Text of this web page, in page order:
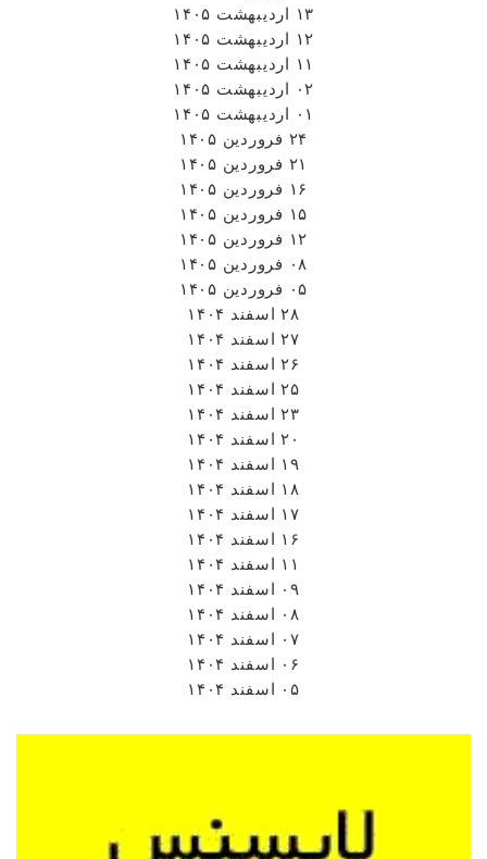
۱۳ اردیبهشت ۱۴۰۵
۱۲ اردیبهشت ۱۴۰۵
۱۱ اردیبهشت ۱۴۰۵
۰۲ اردیبهشت ۱۴۰۵
۰۱ اردیبهشت ۱۴۰۵
۲۴ فروردین ۱۴۰۵
۲۱ فروردین ۱۴۰۵
۱۶ فروردین ۱۴۰۵
۱۵ فروردین ۱۴۰۵
۱۲ فروردین ۱۴۰۵
۰۸ فروردین ۱۴۰۵
۰۵ فروردین ۱۴۰۵
۲۸ اسفند ۱۴۰۴
۲۷ اسفند ۱۴۰۴
۲۶ اسفند ۱۴۰۴
۲۵ اسفند ۱۴۰۴
۲۳ اسفند ۱۴۰۴
۲۰ اسفند ۱۴۰۴
۱۹ اسفند ۱۴۰۴
۱۸ اسفند ۱۴۰۴
۱۷ اسفند ۱۴۰۴
۱۶ اسفند ۱۴۰۴
۱۱ اسفند ۱۴۰۴
۰۹ اسفند ۱۴۰۴
۰۸ اسفند ۱۴۰۴
۰۷ اسفند ۱۴۰۴
۰۶ اسفند ۱۴۰۴
۰۵ اسفند ۱۴۰۴